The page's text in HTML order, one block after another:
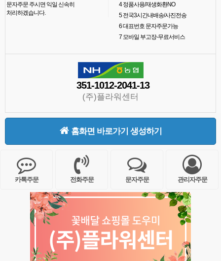
문자주문 주시면 익일 신속히
처리하겠습니다.
4정품사용/재생화환NO
5전국3시간내배송/사진전송
6대표번호 문자주문가능
7모바일 부고장-무료서비스
351-1012-2041-13
(주)플라워센터
홈화면 바로가기 생성하기
카톡주문 전화주문 문자주문 관리자주문